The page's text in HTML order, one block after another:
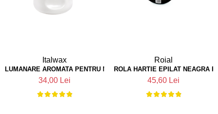
Italwax
LUMANARE AROMATA PENTRU MASAJ SANTAL VANIRA ITALWAX
34,00 Lei
Roial
ROLA HARTIE EPILAT NEAGRA
45,60 Lei